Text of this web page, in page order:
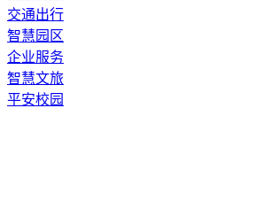
交通出行
智慧园区
企业服务
智慧文旅
平安校园